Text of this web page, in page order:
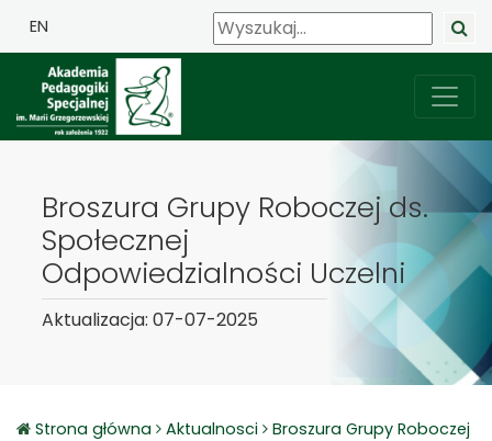
EN
Broszura Grupy Roboczej ds.
Społecznej
Odpowiedzialności Uczelni
Aktualizacja: 07-07-2025
Strona główna Aktualnosci
Broszura Grupy Roboczej